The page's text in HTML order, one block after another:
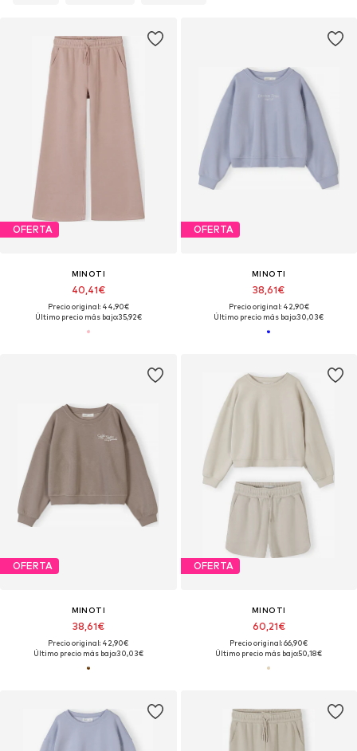
OFERTA
MINOTI
40,41€
Precio original: 44,90€
Último precio más bajo:35,92€
OFERTA
MINOTI
38,61€
Precio original: 42,90€
Último precio más bajo:30,03€
OFERTA
MINOTI
38,61€
Precio original: 42,90€
Último precio más bajo:30,03€
OFERTA
MINOTI
60,21€
Precio original: 66,90€
Último precio más bajo:50,18€